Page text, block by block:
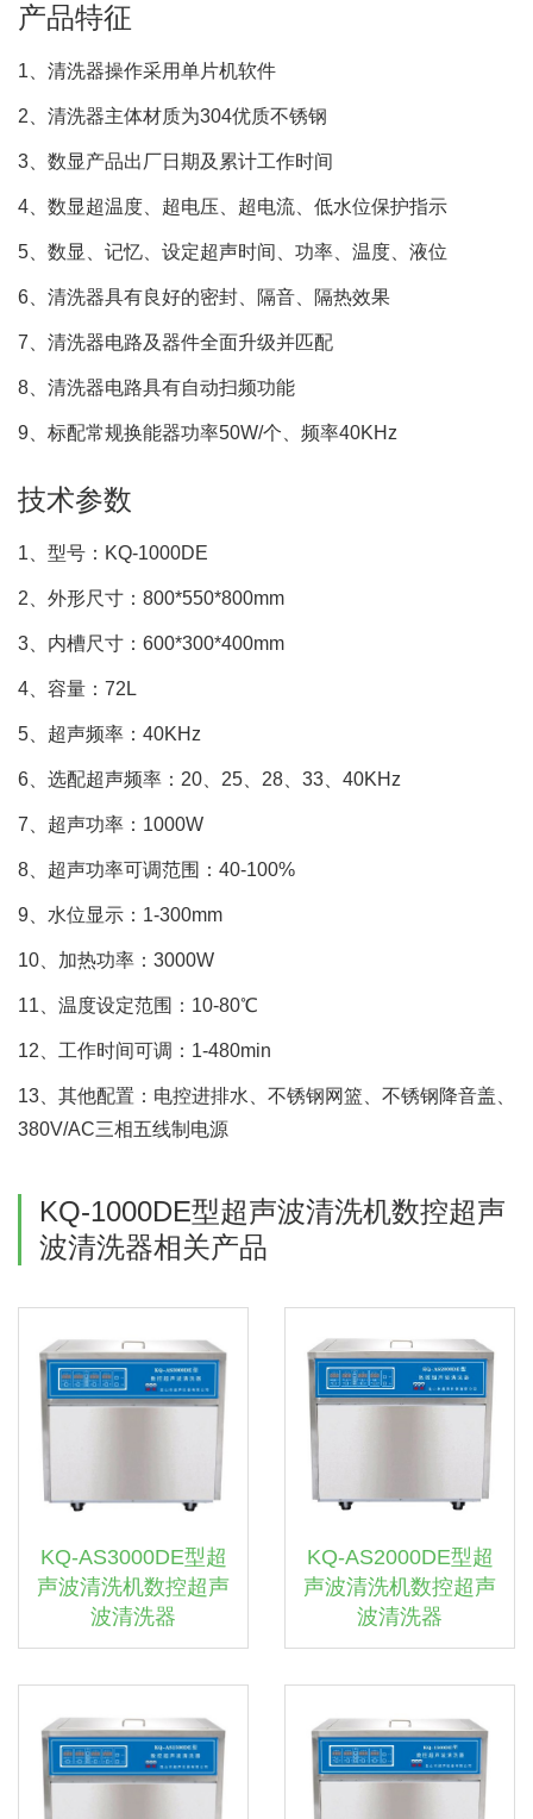
产品特征
1、清洗器操作采用单片机软件
2、清洗器主体材质为304优质不锈钢
3、数显产品出厂日期及累计工作时间
4、数显超温度、超电压、超电流、低水位保护指示
5、数显、记忆、设定超声时间、功率、温度、液位
6、清洗器具有良好的密封、隔音、隔热效果
7、清洗器电路及器件全面升级并匹配
8、清洗器电路具有自动扫频功能
9、标配常规换能器功率50W/个、频率40KHz
技术参数
1、型号：KQ-1000DE
2、外形尺寸：800*550*800mm
3、内槽尺寸：600*300*400mm
4、容量：72L
5、超声频率：40KHz
6、选配超声频率：20、25、28、33、40KHz
7、超声功率：1000W
8、超声功率可调范围：40-100%
9、水位显示：1-300mm
10、加热功率：3000W
11、温度设定范围：10-80℃
12、工作时间可调：1-480min
13、其他配置：电控进排水、不锈钢网篮、不锈钢降音盖、
380V/AC三相五线制电源
KQ-1000DE型超声波清洗机数控超声
波清洗器相关产品
KQ-AS3000DE型超
声波清洗机数控超声
波清洗器
KQ-AS2000DE型超
声波清洗机数控超声
波清洗器